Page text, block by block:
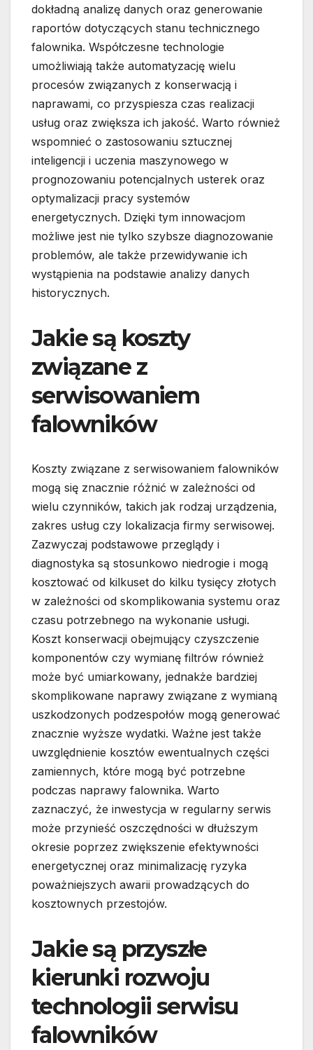
dokładną analizę danych oraz generowanie
raportów dotyczących stanu technicznego
falownika. Współczesne technologie
umożliwiają także automatyzację wielu
procesów związanych z konserwacją i
naprawami, co przyspiesza czas realizacji
usług oraz zwiększa ich jakość. Warto również
wspomnieć o zastosowaniu sztucznej
inteligencji i uczenia maszynowego w
prognozowaniu potencjalnych usterek oraz
optymalizacji pracy systemów
energetycznych. Dzięki tym innowacjom
możliwe jest nie tylko szybsze diagnozowanie
problemów, ale także przewidywanie ich
wystąpienia na podstawie analizy danych
historycznych.
Jakie są koszty
związane z
serwisowaniem
falowników
Koszty związane z serwisowaniem falowników
mogą się znacznie różnić w zależności od
wielu czynników, takich jak rodzaj urządzenia,
zakres usług czy lokalizacja firmy serwisowej.
Zazwyczaj podstawowe przeglądy i
diagnostyka są stosunkowo niedrogie i mogą
kosztować od kilkuset do kilku tysięcy złotych
w zależności od skomplikowania systemu oraz
czasu potrzebnego na wykonanie usługi.
Koszt konserwacji obejmujący czyszczenie
komponentów czy wymianę filtrów również
może być umiarkowany, jednakże bardziej
skomplikowane naprawy związane z wymianą
uszkodzonych podzespołów mogą generować
znacznie wyższe wydatki. Ważne jest także
uwzględnienie kosztów ewentualnych części
zamiennych, które mogą być potrzebne
podczas naprawy falownika. Warto
zaznaczyć, że inwestycja w regularny serwis
może przynieść oszczędności w dłuższym
okresie poprzez zwiększenie efektywności
energetycznej oraz minimalizację ryzyka
poważniejszych awarii prowadzących do
kosztownych przestojów.
Jakie są przyszłe
kierunki rozwoju
technologii serwisu
falowników